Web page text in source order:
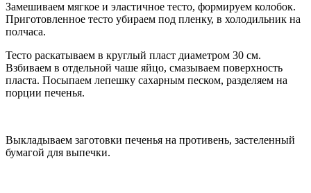
Замешиваем мягкое и эластичное тесто, формируем колобок.
Приготовленное тесто убираем под пленку, в холодильник на
полчаса.
Тесто раскатываем в круглый пласт диаметром 30 см.
Взбиваем в отдельной чаше яйцо, смазываем поверхность
пласта. Посыпаем лепешку сахарным песком, разделяем на
порции печенья.
Выкладываем заготовки печенья на противень, застеленный
бумагой для выпечки.